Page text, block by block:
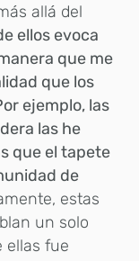
allá del
ellos evoca
que me
que los
ejemplo, las
las he
que el tapete
de
estas
un solo
ellas fue